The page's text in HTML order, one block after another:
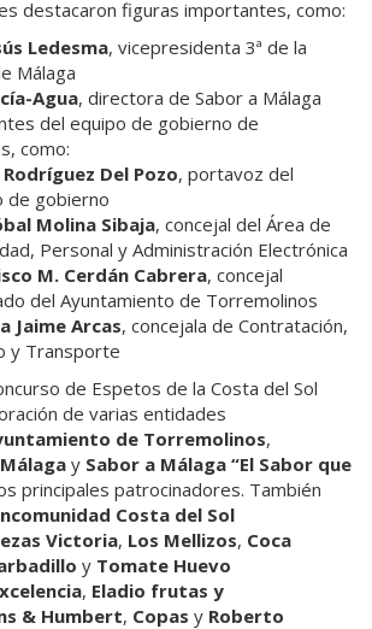
destacaron figuras importantes, como:
Ledesma, vicepresidenta 3ª de la
Málaga
Agua, directora de Sabor a Málaga
del equipo de gobierno de
como:
Rodríguez Del Pozo, portavoz del
de gobierno
Molina Sibaja, concejal del Área de
Personal y Administración Electrónica
M. Cerdán Cabrera, concejal
del Ayuntamiento de Torremolinos
Jaime Arcas, concejala de Contratación,
y Transporte
de Espetos de la Costa del Sol
de varias entidades
de Torremolinos,
y Sabor a Málaga “El Sabor que
principales patrocinadores. También
Costa del Sol
Victoria, Los Mellizos, Coca
y Tomate Huevo
, Eladio frutas y
& Humbert, Copas y Roberto